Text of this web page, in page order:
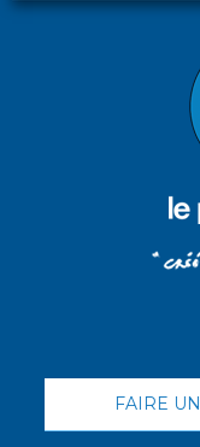
FAIRE